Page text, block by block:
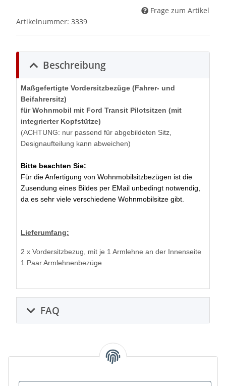
Frage zum Artikel
Artikelnummer: 3339
Beschreibung
Maßgefertigte Vordersitzbezüge (Fahrer- und
Beifahrersitz)
für Wohnmobil mit Ford Transit Pilotsitzen (mit
integrierter Kopfstütze)
(ACHTUNG: nur passend für abgebildeten Sitz,
Designaufteilung kann abweichen)
Bitte beachten Sie:
Für die Anfertigung von Wohnmobilsitzbezügen ist die
Zusendung eines Bildes per EMail unbedingt notwendig,
da es sehr viele verschiedene Wohnmobilsitze gibt.
Lieferumfang:
2 x Vordersitzbezug, mit je 1 Armlehne an der Innenseite
1 Paar Armlehnenbezüge
FAQ